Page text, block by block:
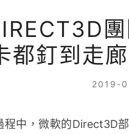
卡都釘到走
2019-